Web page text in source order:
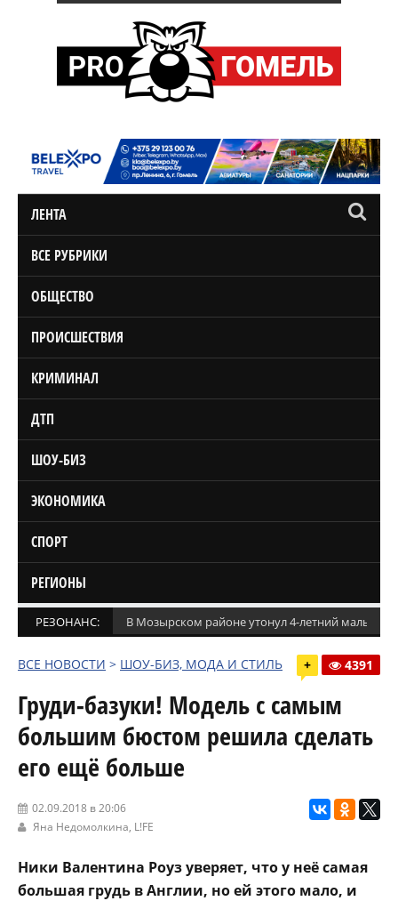
ЛЕНТА
ВСЕ РУБРИКИ
ОБЩЕСТВО
ПРОИСШЕСТВИЯ
КРИМИНАЛ
ДТП
ШОУ-БИЗ
ЭКОНОМИКА
СПОРТ
РЕГИОНЫ
РЕЗОНАНС: В Мозырском районе утонул 4-летний мальчик
ВСЕ НОВОСТИ > ШОУ-БИЗ, МОДА И СТИЛЬ + 4391
Груди-базуки! Модель с самым
большим бюстом решила сделать
его ещё больше
02.09.2018 в 20:06
Яна Недомолкина, L!FE
Ники Валентина Роуз уверяет, что у неё самая
большая грудь в Англии, но ей этого мало, и